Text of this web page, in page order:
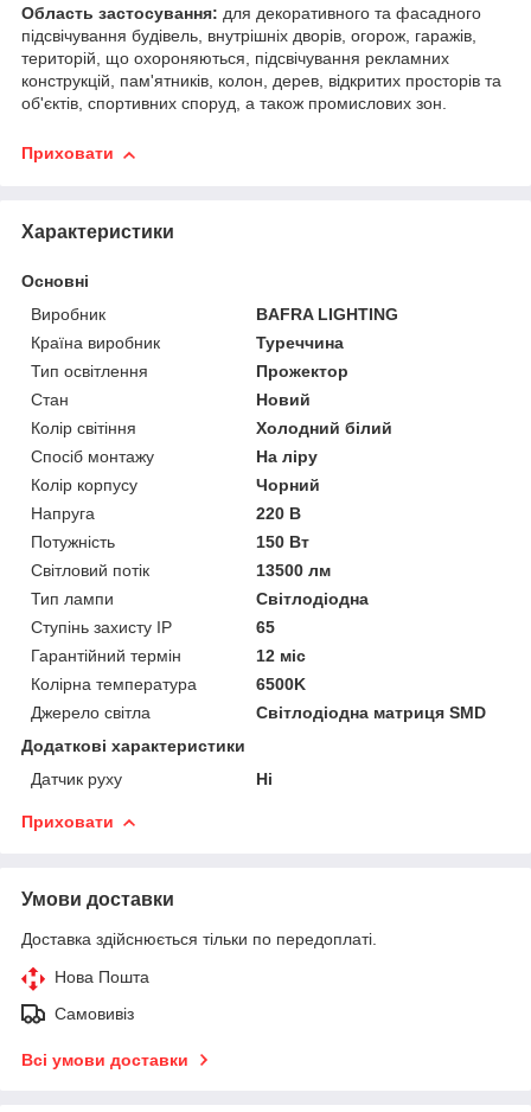
Область застосування: для декоративного та фасадного
підсвічування будівель, внутрішніх дворів, огорож, гаражів,
територій, що охороняються, підсвічування рекламних
конструкцій, пам'ятників, колон, дерев, відкритих просторів та
об'єктів, спортивних споруд, а також промислових зон.
Приховати
Характеристики
Основні
Виробник
BAFRA LIGHTING
Країна виробник
Туреччина
Тип освітлення
Прожектор
Стан
Новий
Колір світіння
Холодний білий
Спосіб монтажу
На ліру
Колір корпусу
Чорний
Напруга
220 В
Потужність
150 Вт
Світловий потік
13500 лм
Тип лампи
Світлодіодна
Ступінь захисту IP
65
Гарантійний термін
12 міс
Колірна температура
6500K
Джерело світла
Світлодіодна матриця SMD
Додаткові характеристики
Датчик руху
Ні
Приховати
Умови доставки
Доставка здійснюється тільки по передоплаті.
Нова Пошта
Самовивіз
Всі умови доставки